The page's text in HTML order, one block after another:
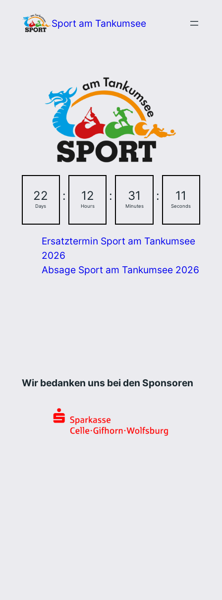
Inhalt
Sport am Tankumsee
22
Days
: 12
Hours
: 31
Minutes
: 10
Seconds
Ersatztermin Sport am Tankumsee
2026
Absage Sport am Tankumsee 2026
Wir bedanken uns bei den Sponsoren